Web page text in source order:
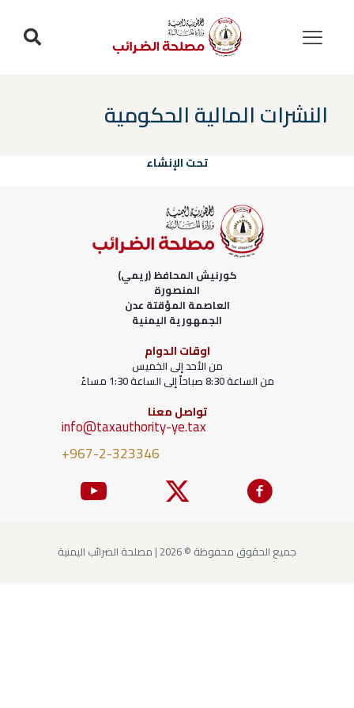
النشرات المالية الحكومية
تحت الإنشاء
كورنيش المحافظ (ريمي)
المنصورة
العاصمة المؤقتة عدن
الجمهورية اليمنية
اوقات الدوام
من الأحد إلى الخميس
من الساعة 8:30 صباحاً إلى الساعة 1:30 مساءً
تواصل معنا
info@taxauthority-ye.tax
+967-2-323346
جميع الحقوق محفوظة © 2026 | مصلحة الضرائب اليمنية